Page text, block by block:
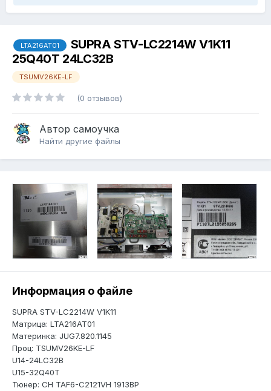
LTA216AT01
SUPRA STV-LC2214W V1K11
25Q40T 24LC32B
TSUMV26KE-LF
(0 отзывов)
Автор самоучка
Найти другие файлы
Информация о файле
SUPRA STV-LC2214W V1K11
Матрица: LTA216AT01
Материнка: JUG7.820.1145
Проц: TSUMV26KE-LF
U14-24LC32B
U15-32Q40T
Тюнер: CH TAF6-C2121VH 1913BP